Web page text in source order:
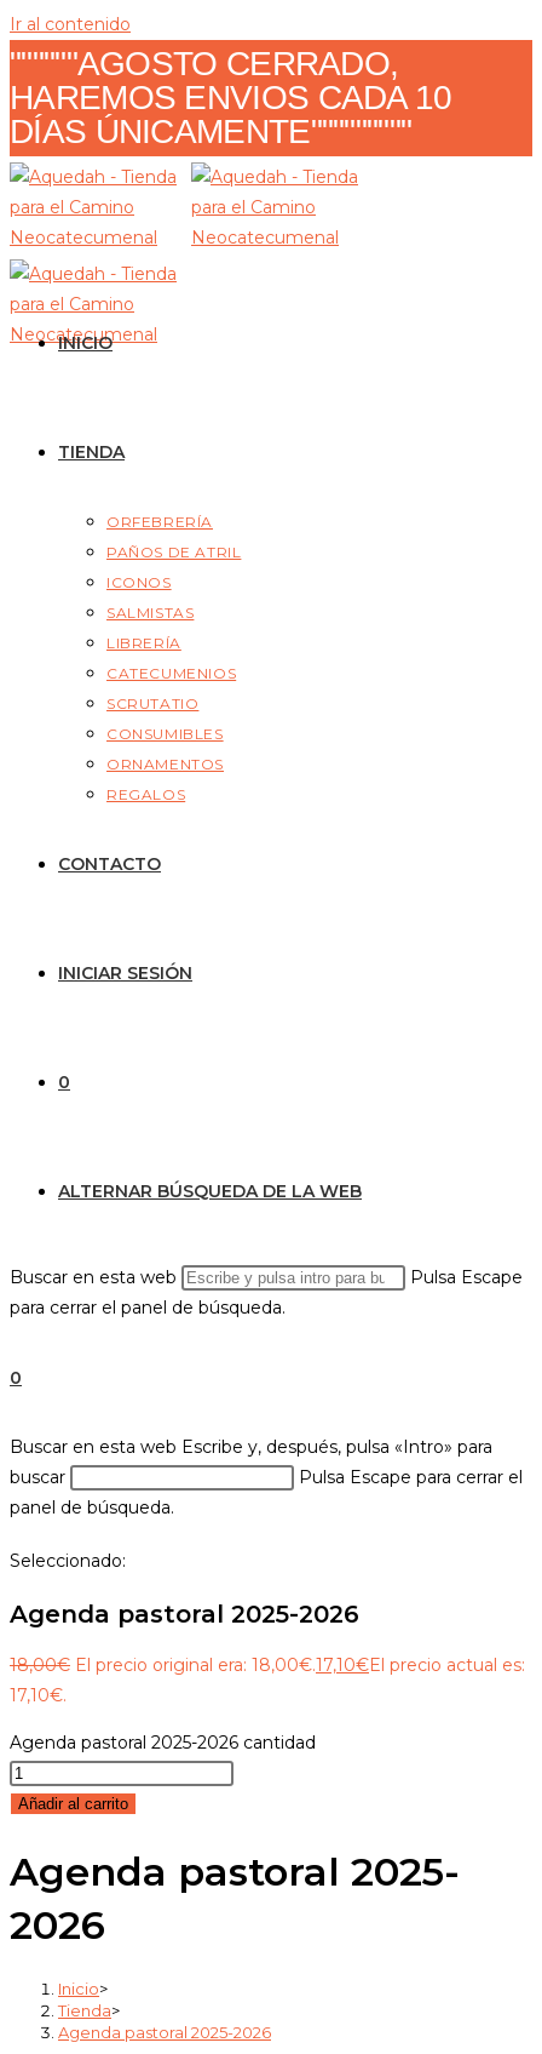
Ir al contenido
""""""AGOSTO CERRADO,
HAREMOS ENVIOS CADA 10
DÍAS ÚNICAMENTE"""""""""
INICIO
TIENDA
ORFEBRERÍA
PAÑOS DE ATRIL
ICONOS
SALMISTAS
LIBRERÍA
CATECUMENIOS
SCRUTATIO
CONSUMIBLES
ORNAMENTOS
REGALOS
CONTACTO
INICIAR SESIÓN
0
ALTERNAR BÚSQUEDA DE LA WEB
Buscar en esta web
Pulsa Escape
para cerrar el panel de búsqueda.
0
Buscar en esta web Escribe y, después, pulsa «Intro» para
buscar
Pulsa Escape para cerrar el
panel de búsqueda.
Seleccionado:
Agenda pastoral 2025-2026
18,00€ El precio original era: 18,00€.17,10€El precio actual es:
17,10€.
Agenda pastoral 2025-2026 cantidad
Añadir al carrito
Agenda pastoral 2025-
2026
Inicio>
Tienda>
Agenda pastoral 2025-2026